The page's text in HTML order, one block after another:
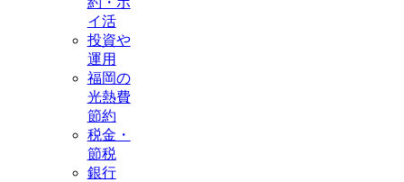
イ活
投資や
運用
福岡の
光熱費
節約
税金・
節税
銀行